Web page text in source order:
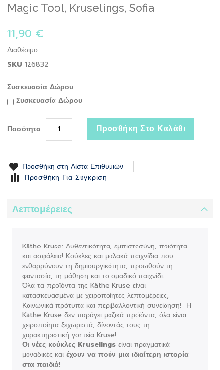
Magic Tool, Kruselings, Sofia
11,90 €
Διαθέσιμο
SKU 126832
Συσκευασία Δώρου
Συσκευασία Δώρου
Ποσότητα Προσθήκη Στο Καλάθι
Προσθήκη στη Λίστα Επιθυμιών
Προσθήκη Για Σύγκριση
Λεπτομέρειες
Käthe Kruse: Αυθεντικότητα, εμπιστοσύνη, ποιότητα
και ασφάλεια! Kούκλες και μαλακά παιχνίδια που
ενθαρρύνουν τη δημιουργικότητα, προωθούν τη
φαντασία, τη μάθηση και το ομαδικό παιχνίδι.
Όλα τα προϊόντα της Käthe Kruse είναι
κατασκευασμένα με χειροποίητες λεπτομέρειες,
Κοινωνικά πρότυπα και περιβαλλοντική συνείδηση! Η
Käthe Kruse δεν παράγει μαζικά προϊόντα, όλα είναι
χειροποίητα ξεχωριστά, δίνοντάς τους τη
χαρακτηριστική γοητεία Kruse!
Οι νέες κούκλες Kruselings είναι πραγματικά
μοναδικές και έχουν να πούν μια ιδιαίτερη ιστορία
στα παιδιά!
Skip
beginning
of
the
images